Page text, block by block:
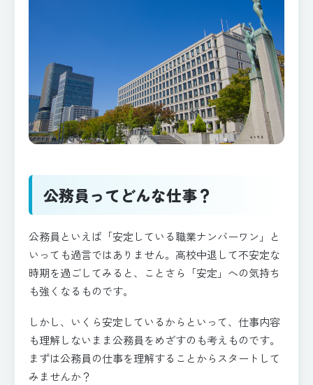
公務員ってどんな仕事？
公務員といえば「安定している職業ナンバーワン」と
いっても過言ではありません。高校中退して不安定な
時期を過ごしてみると、ことさら「安定」への気持ち
も強くなるものです。
しかし、いくら安定しているからといって、仕事内容
も理解しないまま公務員をめざすのも考えものです。
まずは公務員の仕事を理解することからスタートして
みませんか？